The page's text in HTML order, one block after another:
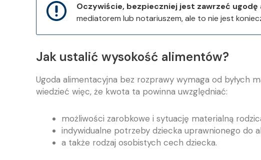
Oczywiście, bezpieczniej jest zawrzeć
mediatorem lub notariuszem, ale to nie jest
Jak ustalić wysokość alimentów?
Ugoda alimentacyjna bez rozprawy wymaga od byłych
wiedzieć więc, że kwota ta powinna uwzględniać:
możliwości zarobkowe i sytuację materialną
indywidualne potrzeby dziecka uprawnionego do
a także rodzaj osobistych cech dziecka.